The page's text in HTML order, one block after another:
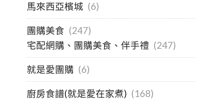
馬來西亞檳城 (6)
團購美食 (247)
宅配網購、團購美食、伴手禮 (247)
就是愛團購 (6)
廚房食譜(就是愛在家煮) (168)